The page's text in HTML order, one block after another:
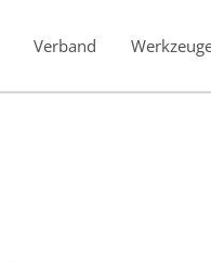
Verband